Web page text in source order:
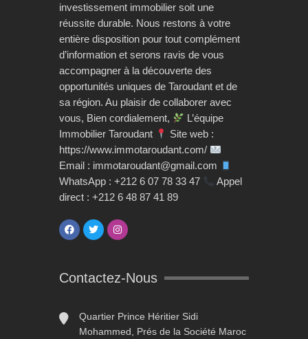
investissement immobilier soit une
réussite durable. Nous restons à votre
entière disposition pour tout complément
d’information et serons ravis de vous
accompagner à la découverte des
opportunités uniques de Taroudant et de
sa région. Au plaisir de collaborer avec
vous, Bien cordialement,
L’équipe
Immobilier Taroudant
Site web :
https://www.immotaroudant.com/
Email : immotaroudant@gmail.com
WhatsApp : +212 6 07 78 33 47
Appel
direct : +212 6 48 87 41 89
Contactez-Nous
Quartier Prince Héritier Sidi
Mohammed, Prés de la Société Maroc